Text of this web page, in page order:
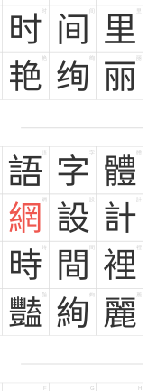
时 间 里
艳
艳
绚
绚 丽
語
語
字
字
體
體
網
網 設 計
時
時
間
間
裡
裡
豔
豔
絢
絢
麗
麗
G H